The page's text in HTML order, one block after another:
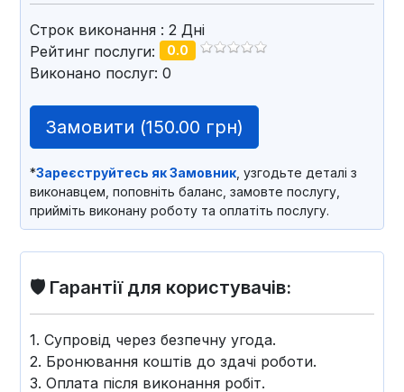
Строк виконання : 2 Дні
Рейтинг послуги:
0.0
Виконано послуг: 0
Замовити (150.00 грн)
*Зареєструйтесь як Замовник , узгодьте деталі з
виконавцем, поповніть баланс, замовте послугу,
прийміть виконану роботу та оплатіть послугу.
🛡️ Гарантії для користувачів:
1. Супровід через безпечну угода.
2. Бронювання коштів до здачі роботи.
3. Оплата після виконання робіт.